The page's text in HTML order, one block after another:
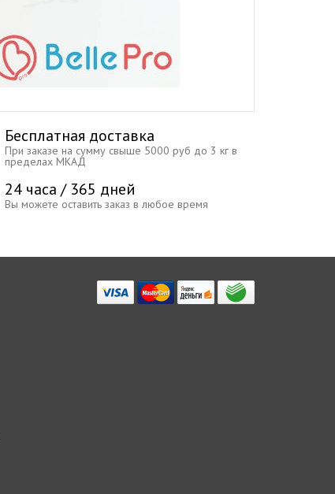
Бесплатная доставка
При заказе на сумму свыше 5000 руб до 3 кг в
пределах МКАД
24 часа / 365 дней
Вы можете оставить заказ в любое время